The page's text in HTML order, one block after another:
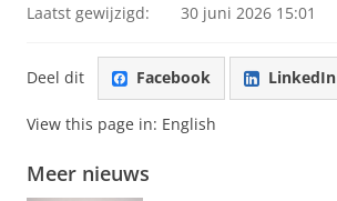
Laatst gewijzigd: 30 juni 2026 15:01
Deel dit Facebook LinkedIn
View this page in: English
Meer nieuws